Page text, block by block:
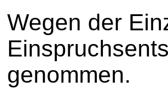
Wegen der
genommen.